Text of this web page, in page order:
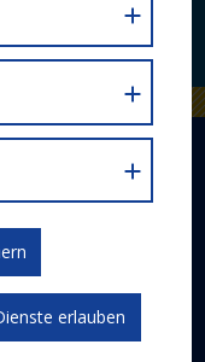
erlauben